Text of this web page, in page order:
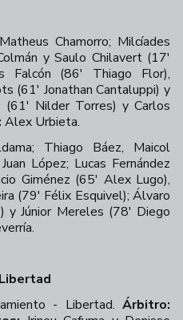
Matheus Chamorro; Milcíades
y Saulo Chilavert (17'
Falcón (86' Thiago Flor),
(61' Jonathan Cantaluppi) y
(61' Nilder Torres) y Carlos
Alex Urbieta.
Thiago Báez, Maicol
López; Lucas Fernández
Giménez (65' Alex Lugo),
(79' Félix Esquivel); Álvaro
y Júnior Mereles (78' Diego
- Libertad. Árbitro: